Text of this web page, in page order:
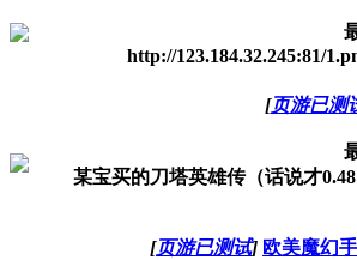
http://123.184.32.245:81/
[页游已测
某宝买的刀塔英雄传（话说才
[页游已测试] 欧美魔幻